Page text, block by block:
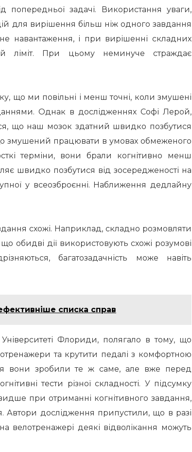
попередньої задачі. Використання уваги,
для вирішення більш ніж одного завдання
навантаження, і при вирішенні складних
ліміт. При цьому неминуче страждає
що ми повільні і менш точні, коли змушені
Однак в дослідженнях Софі Лерой,
що наш мозок здатний швидко позбутися
змушений працювати в умовах обмеженого
терміни, вони брали когнітивно менш
швидко позбутися від зосередженості на
у всеозброєнні. Наближення дедлайну
схожі. Наприклад, складно розмовляти
обидві дії використовують схожі розумові
багатозадачність може навіть
списка справ
Флориди, полягало в тому, що
та крутити педалі з комфортною
вони зробили те ж саме, але вже перед
тести різної складності. У підсумку
при отриманні когнітивного завдання,
Автори дослідження припустили, що в разі
велотренажері деякі відволікання можуть